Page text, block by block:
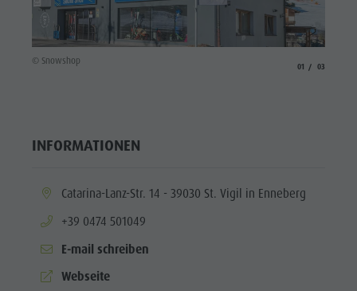
Enneberg
Pfarre
© Snowshop
01 03
INFORMATIONEN
aria.location:
Catarina-Lanz-Str. 14 - 39030 St. Vigil in Enneberg
aria.phone:
+39 0474 501049
E-mail schreiben
aria.website:
Webseite